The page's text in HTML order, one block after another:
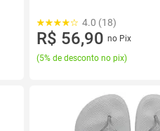
4.0 (18)
R$ 56,90 no Pix
(5% de desconto no pix)